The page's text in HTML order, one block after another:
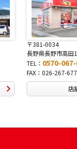
〒381-0034
長野県長野市高田
TEL： 0570-
FAX：026-267-
店